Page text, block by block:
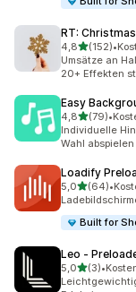
RT:
4,8von 5
(152)
152 •
Umsätze an
20+ Effekten
Easy
4,8von 5
(79)
79 •
Individuelle
Wahl abspielen
Loadify
5,0von 5
(64)
64 •
Built for
Leo ‑
5,0von 5
(3)
3 Rezensionen
•